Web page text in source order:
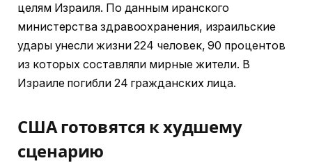
целям Израиля. По данным иранского
министерства здравоохранения, израильские
удары унесли жизни 224 человек, 90 процентов
из которых составляли мирные жители. В
Израиле погибли 24 гражданских лица.
США готовятся к худшему
сценарию